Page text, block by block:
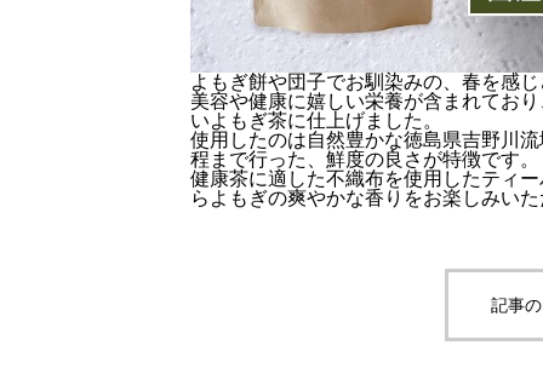
よもぎ餅や団子でお馴染みの、春を感
美容や健康に嬉しい栄養が含まれてお
いよもぎ茶に仕上げました。
使用したのは自然豊かな徳島県吉野川
程まで行った、鮮度の良さが特徴です。
健康茶に適した不織布を使用したティ
らよもぎの爽やかな香りをお楽しみい
記事